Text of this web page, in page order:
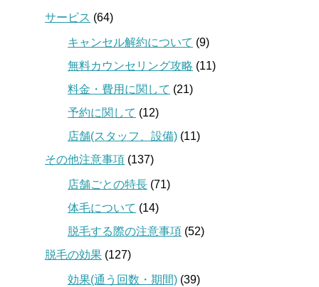
サービス (64)
キャンセル解約について (9)
無料カウンセリング攻略 (11)
料金・費用に関して (21)
予約に関して (12)
店舗(スタッフ、設備) (11)
その他注意事項 (137)
店舗ごとの特長 (71)
体毛について (14)
脱毛する際の注意事項 (52)
脱毛の効果 (127)
効果(通う回数・期間) (39)